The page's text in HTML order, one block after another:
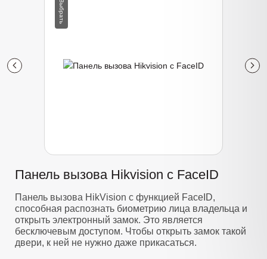
Панель вызова Hikvision с FaceID
Панель вызова HikVision с функцией FaceID,
способная распознать биометрию лица владельца и
открыть электронный замок. Это является
бесключевым доступом. Чтобы открыть замок такой
двери, к ней не нужно даже прикасаться.